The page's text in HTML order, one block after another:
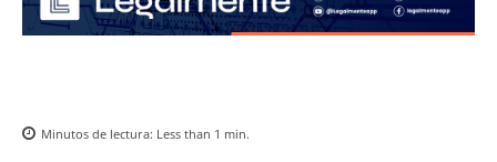
Minutos de lectura: Less than 1 min.